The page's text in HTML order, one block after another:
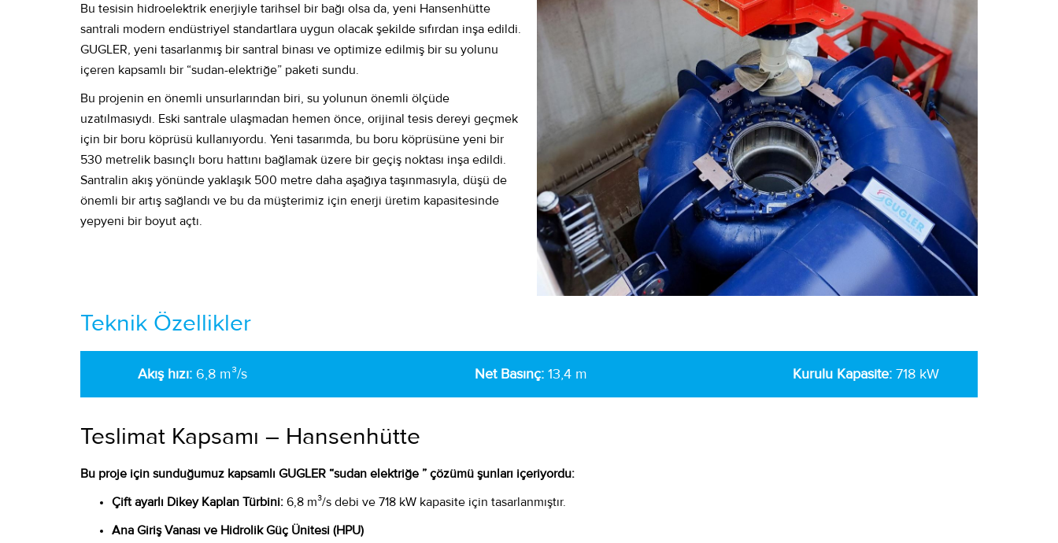
Bu tesisin hidroelektrik enerjiyle tarihsel bir bağı olsa da, yeni Hansenhütte
santrali modern endüstriyel standartlara uygun olacak şekilde sıfırdan inşa edildi.
GUGLER, yeni tasarlanmış bir santral binası ve optimize edilmiş bir su yolunu
içeren kapsamlı bir “sudan-elektriğe” paketi sundu.
Bu projenin en önemli unsurlarından biri, su yolunun önemli ölçüde
uzatılmasıydı. Eski santrale ulaşmadan hemen önce, orijinal tesis dereyi geçmek
için bir boru köprüsü kullanıyordu. Yeni tasarımda, bu boru köprüsüne yeni bir
530 metrelik basınçlı boru hattını bağlamak üzere bir geçiş noktası inşa edildi.
Santralin akış yönünde yaklaşık 500 metre daha aşağıya taşınmasıyla, düşü de
önemli bir artış sağlandı ve bu da müşterimiz için enerji üretim kapasitesinde
yepyeni bir boyut açtı.
Teknik Özellikler​
Akış hızı: 6,8 m³/s Net Basınç: 13,4 m Kurulu Kapasite:718 kW
Teslimat Kapsamı – Hansenhütte
Bu proje için sunduğumuz kapsamlı GUGLER “sudan elektriğe ” çözümü şunları içeriyordu:
Çift ayarlı Dikey Kaplan Türbini: 6,8 m³/s debi ve 718 kW kapasite için tasarlanmıştır.
Ana Giriş Vanası ve Hidrolik Güç Ünitesi (HPU)